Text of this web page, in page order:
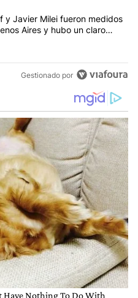
"Encuesta: Axel Kicillof y
y Javier Milei fueron medidos
Aires y hubo un claro
Gestionado por